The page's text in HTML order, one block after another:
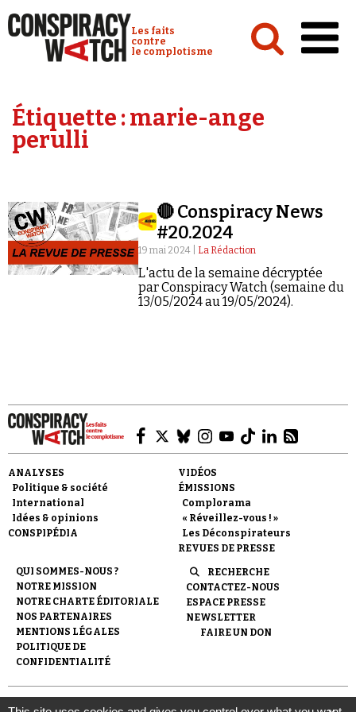
Conspiracy Watch :
Les faits
contre
le complotisme
Analyses
Émissions
Revues de presse
Faire un don
Demander à Vera
Étiquette :marie-ange
perulli
🔴 Conspiracy News
#20.2024
19 mai 2024 | La Rédaction
L'actu de la semaine décryptée
par Conspiracy Watch (semaine du
13/05/2024 au 19/05/2024).
ANALYSES
Politique & société
International
Idées & opinions
CONSPIPÉDIA
VIDÉOS
ÉMISSIONS
Complorama
« Réveillez-vous ! »
Les Déconspirateurs
REVUES DE PRESSE
QUI SOMMES-NOUS ?
NOTRE MISSION
NOTRE CHARTE ÉDITORIALE
NOS PARTENAIRES
MENTIONS LÉGALES
POLITIQUE DE
CONFIDENTIALITÉ
RECHERCHE
CONTACTEZ-NOUS
ESPACE PRESSE
NEWSLETTER
FAIRE UN DON
© 2007- 2026 Conspiracy Watch | Une réalisation de